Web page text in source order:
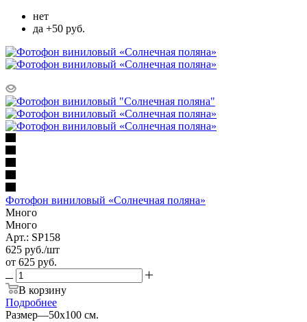
нет
да +50 руб.
Фотофон виниловый «Солнечная поляна»
Много
Много
Арт.: SP158
625 руб./шт
от 625 руб.
В корзину
Подробнее
Размер—50х100 см.